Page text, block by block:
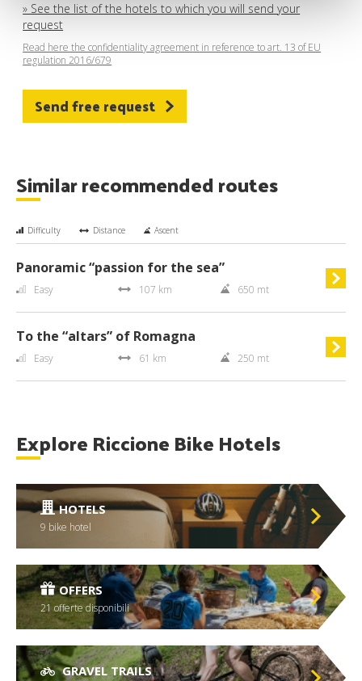
» See the list of the hotels to which you will send your
request
Read here the confidentiality agreement in reference to art. 13 of EU
regulation 2016/679
Send free request
Similar recommended routes
Difficulty Distance Ascent
Panoramic “passion for the sea”
Easy 107 km 650 mt
To the “altars” of Romagna
Easy 61 km 250 mt
Explore Riccione Bike Hotels
HOTELS
9 bike hotel
OFFERS
21 offerte disponibili
GRAVEL TRAILS